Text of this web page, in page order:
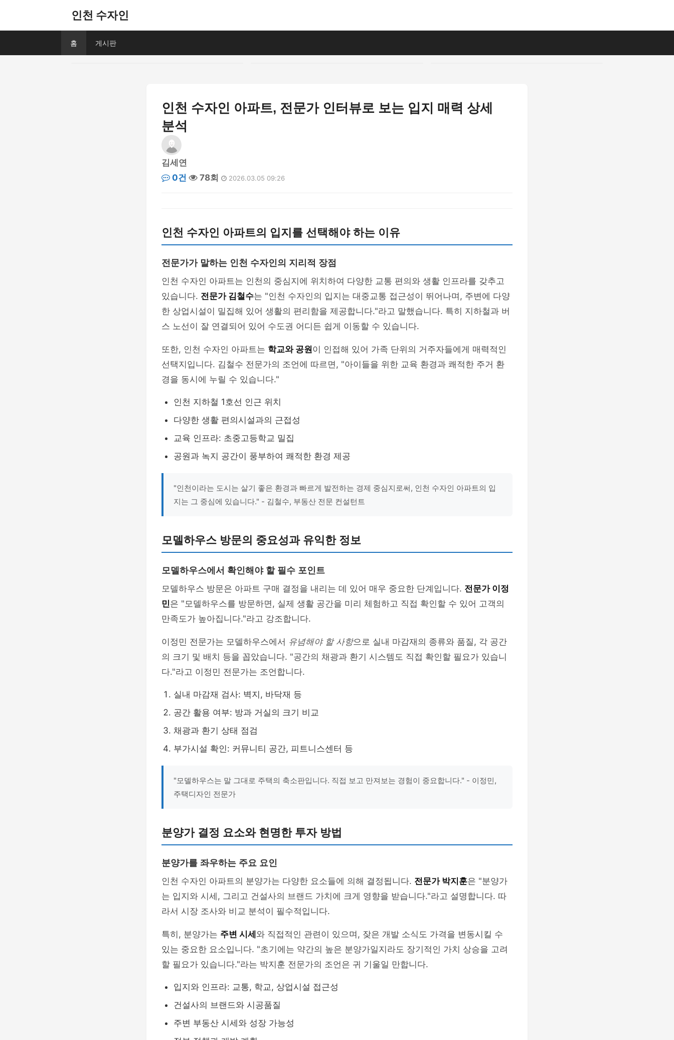
인천 수자인
홈 게시판
인천 수자인 아파트, 전문가 인터뷰로 보는 입지 매력 상세
분석
김세연
0건
78회 2026.03.05 09:26
인천 수자인 아파트의 입지를 선택해야 하는 이유
전문가가 말하는 인천 수자인의 지리적 장점
인천 수자인 아파트는 인천의 중심지에 위치하여 다양한 교통 편의와 생활 인프라를 갖추고
있습니다. 전문가 김철수는 "인천 수자인의 입지는 대중교통 접근성이 뛰어나며, 주변에 다양
한 상업시설이 밀집해 있어 생활의 편리함을 제공합니다."라고 말했습니다. 특히 지하철과 버
스 노선이 잘 연결되어 있어 수도권 어디든 쉽게 이동할 수 있습니다.
또한, 인천 수자인 아파트는 학교와 공원이 인접해 있어 가족 단위의 거주자들에게 매력적인
선택지입니다. 김철수 전문가의 조언에 따르면, "아이들을 위한 교육 환경과 쾌적한 주거 환
경을 동시에 누릴 수 있습니다."
인천 지하철 1호선 인근 위치
다양한 생활 편의시설과의 근접성
교육 인프라: 초중고등학교 밀집
공원과 녹지 공간이 풍부하여 쾌적한 환경 제공
"인천이라는 도시는 살기 좋은 환경과 빠르게 발전하는 경제 중심지로써, 인천 수자인 아파트의 입
지는 그 중심에 있습니다." - 김철수, 부동산 전문 컨설턴트
모델하우스 방문의 중요성과 유익한 정보
모델하우스에서 확인해야 할 필수 포인트
모델하우스 방문은 아파트 구매 결정을 내리는 데 있어 매우 중요한 단계입니다. 전문가 이정
민은 "모델하우스를 방문하면, 실제 생활 공간을 미리 체험하고 직접 확인할 수 있어 고객의
만족도가 높아집니다."라고 강조합니다.
이정민 전문가는 모델하우스에서 유념해야 할 사항으로 실내 마감재의 종류와 품질, 각 공간
의 크기 및 배치 등을 꼽았습니다. "공간의 채광과 환기 시스템도 직접 확인할 필요가 있습니
다."라고 이정민 전문가는 조언합니다.
실내 마감재 검사: 벽지, 바닥재 등
공간 활용 여부: 방과 거실의 크기 비교
채광과 환기 상태 점검
부가시설 확인: 커뮤니티 공간, 피트니스센터 등
"모델하우스는 말 그대로 주택의 축소판입니다. 직접 보고 만져보는 경험이 중요합니다." - 이정민,
주택디자인 전문가
분양가 결정 요소와 현명한 투자 방법
분양가를 좌우하는 주요 요인
인천 수자인 아파트의 분양가는 다양한 요소들에 의해 결정됩니다. 전문가 박지훈은 "분양가
는 입지와 시세, 그리고 건설사의 브랜드 가치에 크게 영향을 받습니다."라고 설명합니다. 따
라서 시장 조사와 비교 분석이 필수적입니다.
특히, 분양가는 주변 시세 와 직접적인 관련이 있으며, 잦은 개발 소식도 가격을 변동시킬 수
있는 중요한 요소입니다. "초기에는 약간의 높은 분양가일지라도 장기적인 가치 상승을 고려
할 필요가 있습니다."라는 박지훈 전문가의 조언은 귀 기울일 만합니다.
입지와 인프라: 교통, 학교, 상업시설 접근성
건설사의 브랜드와 시공품질
주변 부동산 시세와 성장 가능성